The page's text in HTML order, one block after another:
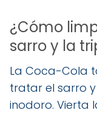
¿Cómo
sarro y la
La Coca-Cola
tratar el sarro
inodoro. Vierta